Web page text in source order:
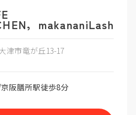
，makananiLash
津市竜が丘13-17
阪膳所駅徒歩8分